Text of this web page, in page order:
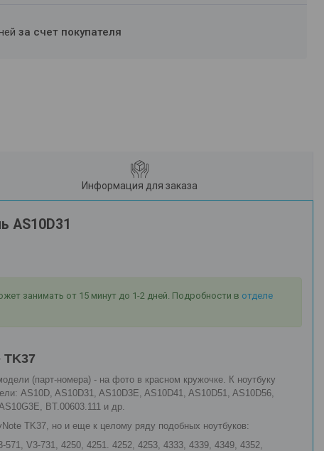
за счет покупателя
Информация для заказа
AS10D31
занимать от 15 минут до 1-2 дней. Подробности в отделе
(парт-номера) - на фото в красном кружочке. К ноутбуку
AS10D, AS10D31, AS10D3E, AS10D41, AS10D51, AS10D56,
BT.00603.111 и др.
TK37, но и еще к целому ряду подобных ноутбуков:
V3-731, 4250, 4251. 4252, 4253, 4333, 4339, 4349, 4352,